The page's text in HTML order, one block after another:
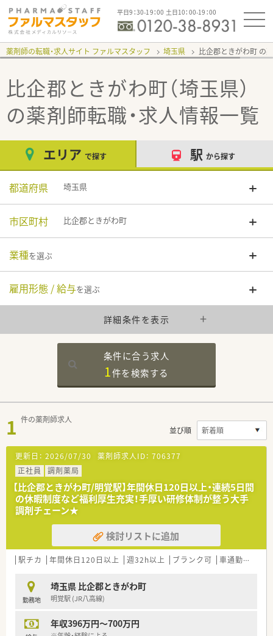
平日9：30-19：00 土日10：00-19：00
薬剤師の転職・求人サイト ファルマスタッフ 埼玉県 比企郡ときがわ町
比企郡ときがわ町（埼玉県）
の薬剤師転職・求人情報一覧
エリア で探す 駅 から探す
都道府県 埼玉県
市区町村 比企郡ときがわ町
業種を選ぶ
雇用形態 / 給与を選ぶ
詳細条件を表示
条件に合う求人
1件を検索する
1 件の薬剤師求人
並び順
更新日： 2026/07/30 薬剤師求人ID： 706377
正社員
調剤薬局
【比企郡ときがわ町/明覚駅】年間休日120日以上・連続5日間
の休暇制度など福利厚生充実！手厚い研修体制が整う大手
調剤チェーン★
検討リストに追加
駅チカ 年間休日120日以上 週32h以上 ブランク可 車通勤可
勤務地
埼玉県 比企郡ときがわ町
明覚駅 (JR八高線)
年収396万円～700万円